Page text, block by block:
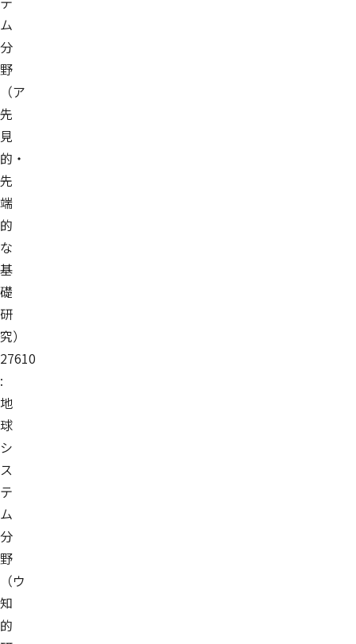
ム
分
野
（ア
先
見
的・
先
端
的
な
基
礎
研
究）
27610
:
地
球
シ
ス
テ
ム
分
野
（ウ
知
的